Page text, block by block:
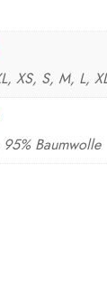
XS, S, M, L,
Baumwolle